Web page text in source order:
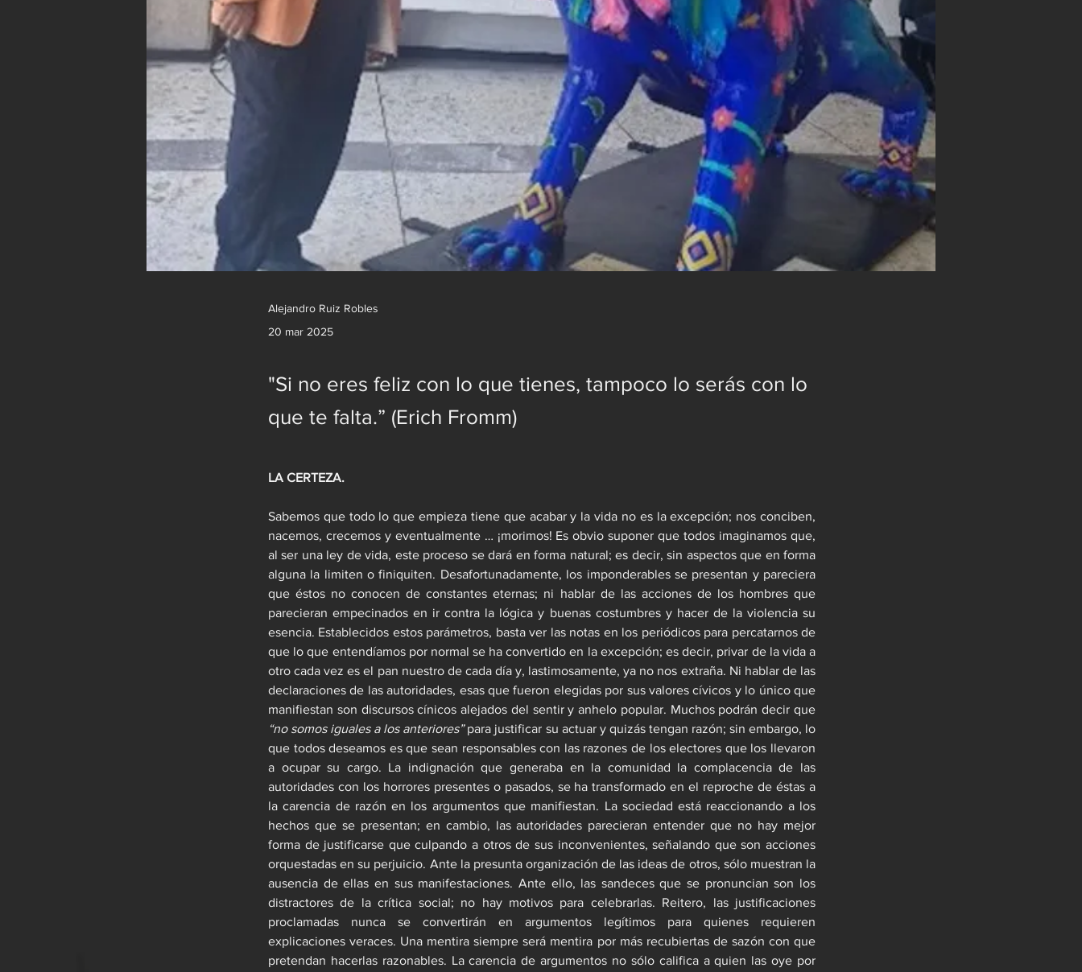
Alejandro Ruiz Robles
20 mar 2025
"Si no eres feliz con lo que tienes, tampoco lo serás con lo
que te falta.” (Erich Fromm)
LA CERTEZA.
Sabemos que todo lo que empieza tiene que acabar y la vida no es la excepción; nos conciben,
nacemos, crecemos y eventualmente … ¡morimos! Es obvio suponer que todos imaginamos que,
al ser una ley de vida, este proceso se dará en forma natural; es decir, sin aspectos que en forma
alguna la limiten o finiquiten. Desafortunadamente, los imponderables se presentan y pareciera
que éstos no conocen de constantes eternas; ni hablar de las acciones de los hombres que
parecieran empecinados en ir contra la lógica y buenas costumbres y hacer de la violencia su
esencia. Establecidos estos parámetros, basta ver las notas en los periódicos para percatarnos de
que lo que entendíamos por normal se ha convertido en la excepción; es decir, privar de la vida a
otro cada vez es el pan nuestro de cada día y, lastimosamente, ya no nos extraña. Ni hablar de las
declaraciones de las autoridades, esas que fueron elegidas por sus valores cívicos y lo único que
“no somos iguales a los anteriores” para justificar su actuar y quizás tengan razón; sin embargo, lo
que todos deseamos es que sean responsables con las razones de los electores que los llevaron
a ocupar su cargo. La indignación que generaba en la comunidad la complacencia de las
autoridades con los horrores presentes o pasados, se ha transformado en el reproche de éstas a
la carencia de razón en los argumentos que manifiestan. La sociedad está reaccionando a los
hechos que se presentan; en cambio, las autoridades parecieran entender que no hay mejor
forma de justificarse que culpando a otros de sus inconvenientes, señalando que son acciones
orquestadas en su perjuicio. Ante la presunta organización de las ideas de otros, sólo muestran la
ausencia de ellas en sus manifestaciones. Ante ello, las sandeces que se pronuncian son los
distractores de la crítica social; no hay motivos para celebrarlas. Reitero, las justificaciones
proclamadas nunca se convertirán en argumentos legítimos para quienes requieren
explicaciones veraces. Una mentira siempre será mentira por más recubiertas de sazón con que
pretendan hacerlas razonables. La carencia de argumentos no sólo califica a quien las oye por